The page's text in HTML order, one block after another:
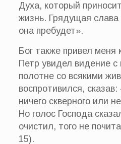
Духа, который
жизнь. Грядущая слава
она пребудет».
Бог также привел меня
Петр увидел видение
полотне со всякими
воспротивился,
ничего скверного или
Но голос Господа
очистил, того не
15).